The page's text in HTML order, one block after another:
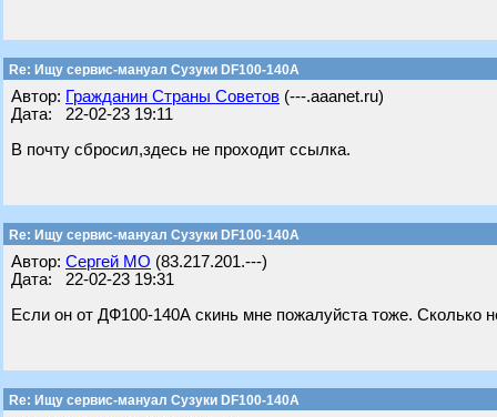
Re: Ищу сервис-мануал Сузуки DF100-140A
Автор: Гражданин Страны Советов (---.aaanet.ru)
Дата: 22-02-23 19:11
В почту сбросил,здесь не проходит ссылка.
Re: Ищу сервис-мануал Сузуки DF100-140A
Автор: Сергей МО (83.217.201.---)
Дата: 22-02-23 19:31
Если он от ДФ100-140А скинь мне пожалуйста тоже. Сколько
Re: Ищу сервис-мануал Сузуки DF100-140A